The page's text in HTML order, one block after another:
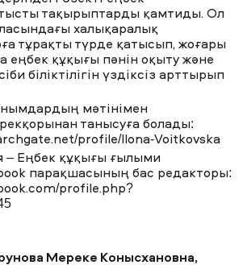
тақырыптарды қамтиды. Ол
халықаралық
тұрақты түрде қатысып, жоғары
еңбек құқығы пәнін оқыту және
біліктілігін үздіксіз арттырып
мәтінімен
танысуға болады:
profile/Ilona-Voitkovska
– Еңбек құқығы ғылыми
парақшасының бас редакторы:
profile.php?
Мереке Конысхановна,